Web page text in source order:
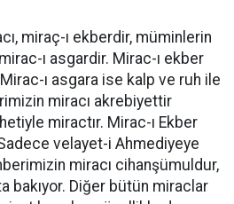
miraç-ı ekberdir, müminlerin
ı asgardir. Mirac-ı ekber
ı asgara ise kalp ve ruh ile
miracı akrebiyettir
miractır. Mirac-ı Ekber
velayet-i Ahmediyeye
miracı cihanşümuldur,
bakıyor. Diğer bütün miraclar